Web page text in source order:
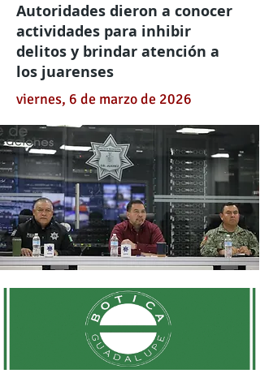
Autoridades dieron a conocer
actividades para inhibir
delitos y brindar atención a
los juarenses
viernes, 6 de marzo de 2026